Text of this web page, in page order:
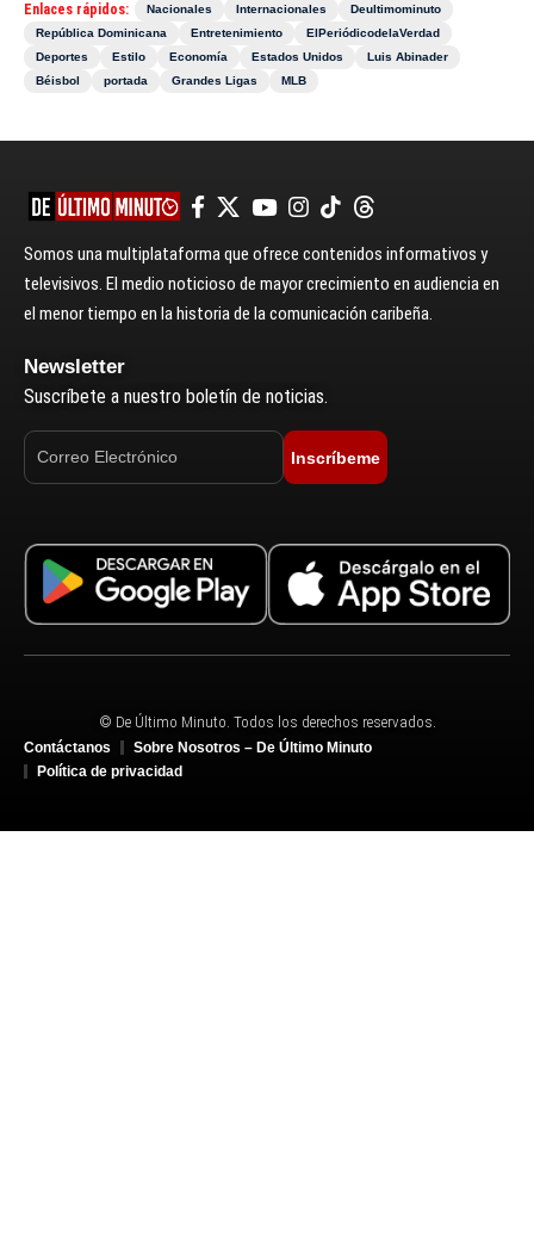
Enlaces rápidos: Nacionales Internacionales
Deultimominuto
República Dominicana
Entretenimiento
ElPeriódicodelaVerdad
Deportes
Estilo Economía Estados Unidos
Luis Abinader
Béisbol
portada Grandes Ligas MLB
Somos una multiplataforma que ofrece contenidos informativos y
televisivos. El medio noticioso de mayor crecimiento en audiencia en
el menor tiempo en la historia de la comunicación caribeña.
Newsletter
Suscríbete a nuestro boletín de noticias.
Inscríbeme
© De Último Minuto. Todos los derechos reservados.
Contáctanos
Sobre Nosotros – De Último Minuto
Política de privacidad